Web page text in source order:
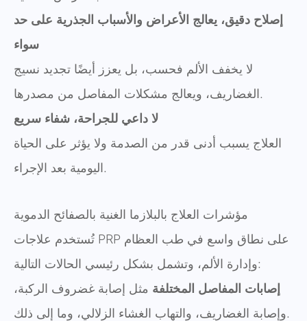
إصلاح دقيق، يعالج الأعراض والأسباب الجذرية على حد
سواء
لا يخفف الألم فحسب، بل يعزز أيضًا تجديد نسيج
الغضاريف، ويعالج مشكلات المفاصل من مصدرها.
لا داعي للجراحة، شفاء سريع
العلاج يسبب أدنى قدر من الصدمة ولا يؤثر على الحياة
اليومية بعد الإجراء.
مؤشرات العلاج بالبلازما الغنية بالصفائح الدموية
تُستخدم علاجات PRP على نطاق واسع في طب العظام
وإدارة الألم، وتشمل بشكل رئيسي الحالات التالية:
إصابات المفاصل المختلفة مثل إصابة غضروف الركبة،
وإصابة الغضاريف، والتهاب الغشاء الزلالي، وما إلى ذلك.